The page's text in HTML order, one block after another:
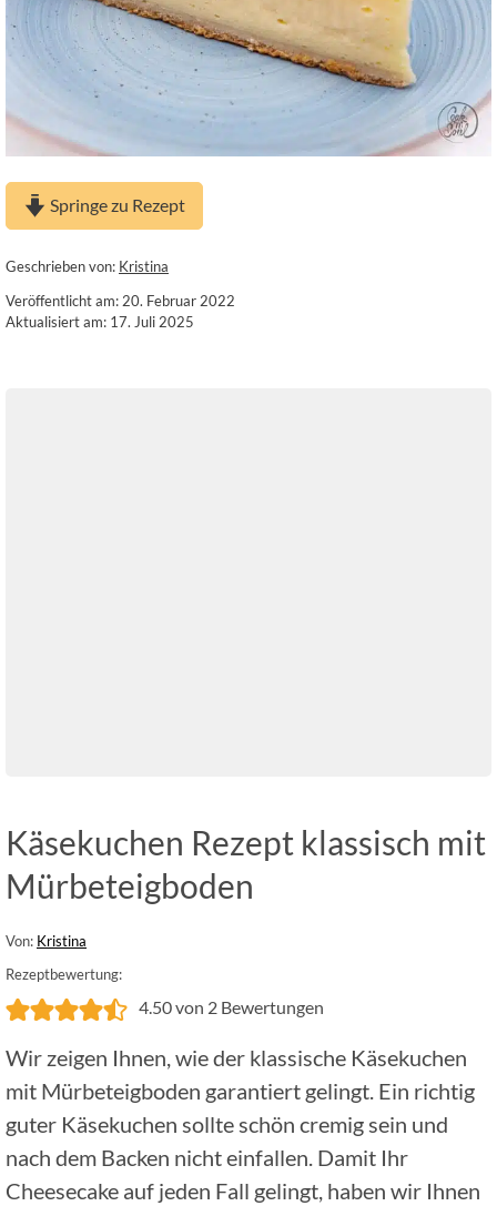
Springe zu Rezept
Geschrieben von: Kristina
Veröffentlicht am: 20. Februar 2022
Aktualisiert am: 17. Juli 2025
Käsekuchen Rezept klassisch mit
Mürbeteigboden
Von: Kristina
Rezeptbewertung:
4.50von 2 Bewertungen
Wir zeigen Ihnen, wie der klassische Käsekuchen
mit Mürbeteigboden garantiert gelingt. Ein richtig
guter Käsekuchen sollte schön cremig sein und
nach dem Backen nicht einfallen. Damit Ihr
Cheesecake auf jeden Fall gelingt, haben wir Ihnen